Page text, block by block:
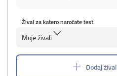
Žival za katero naročate test
Moje živali
Dodaj žival